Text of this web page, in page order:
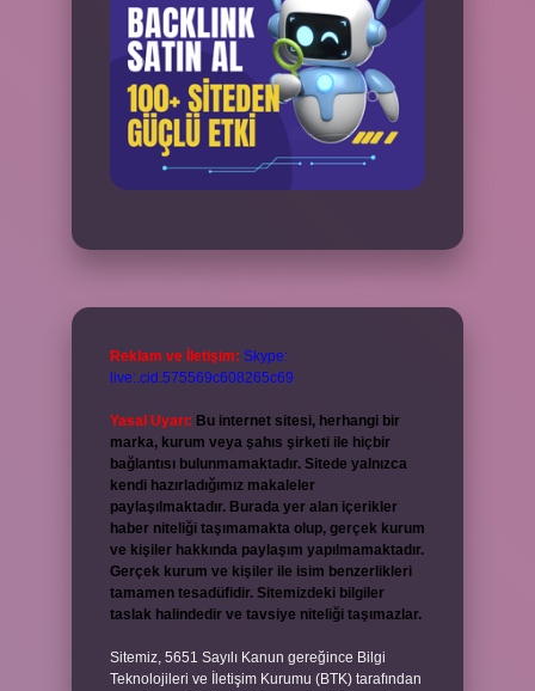
Reklam ve İletişim: Skype:
live:.cid.575569c608265c69
Yasal Uyarı: Bu internet sitesi, herhangi bir
marka, kurum veya şahıs şirketi ile hiçbir
bağlantısı bulunmamaktadır. Sitede yalnızca
kendi hazırladığımız makaleler
paylaşılmaktadır. Burada yer alan içerikler
haber niteliği taşımamakta olup, gerçek kurum
ve kişiler hakkında paylaşım yapılmamaktadır.
Gerçek kurum ve kişiler ile isim benzerlikleri
tamamen tesadüfidir. Sitemizdeki bilgiler
taslak halindedir ve tavsiye niteliği taşımazlar.
Sitemiz, 5651 Sayılı Kanun gereğince Bilgi
Teknolojileri ve İletişim Kurumu (BTK) tarafından